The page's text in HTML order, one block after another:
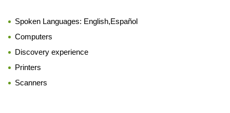
Spoken Languages: English,Español
Computers
Discovery experience
Printers
Scanners